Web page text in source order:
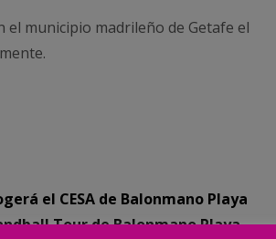
el municipio madrileño de Getafe el
el CESA de Balonmano Playa
Tour de Balonmano Playa